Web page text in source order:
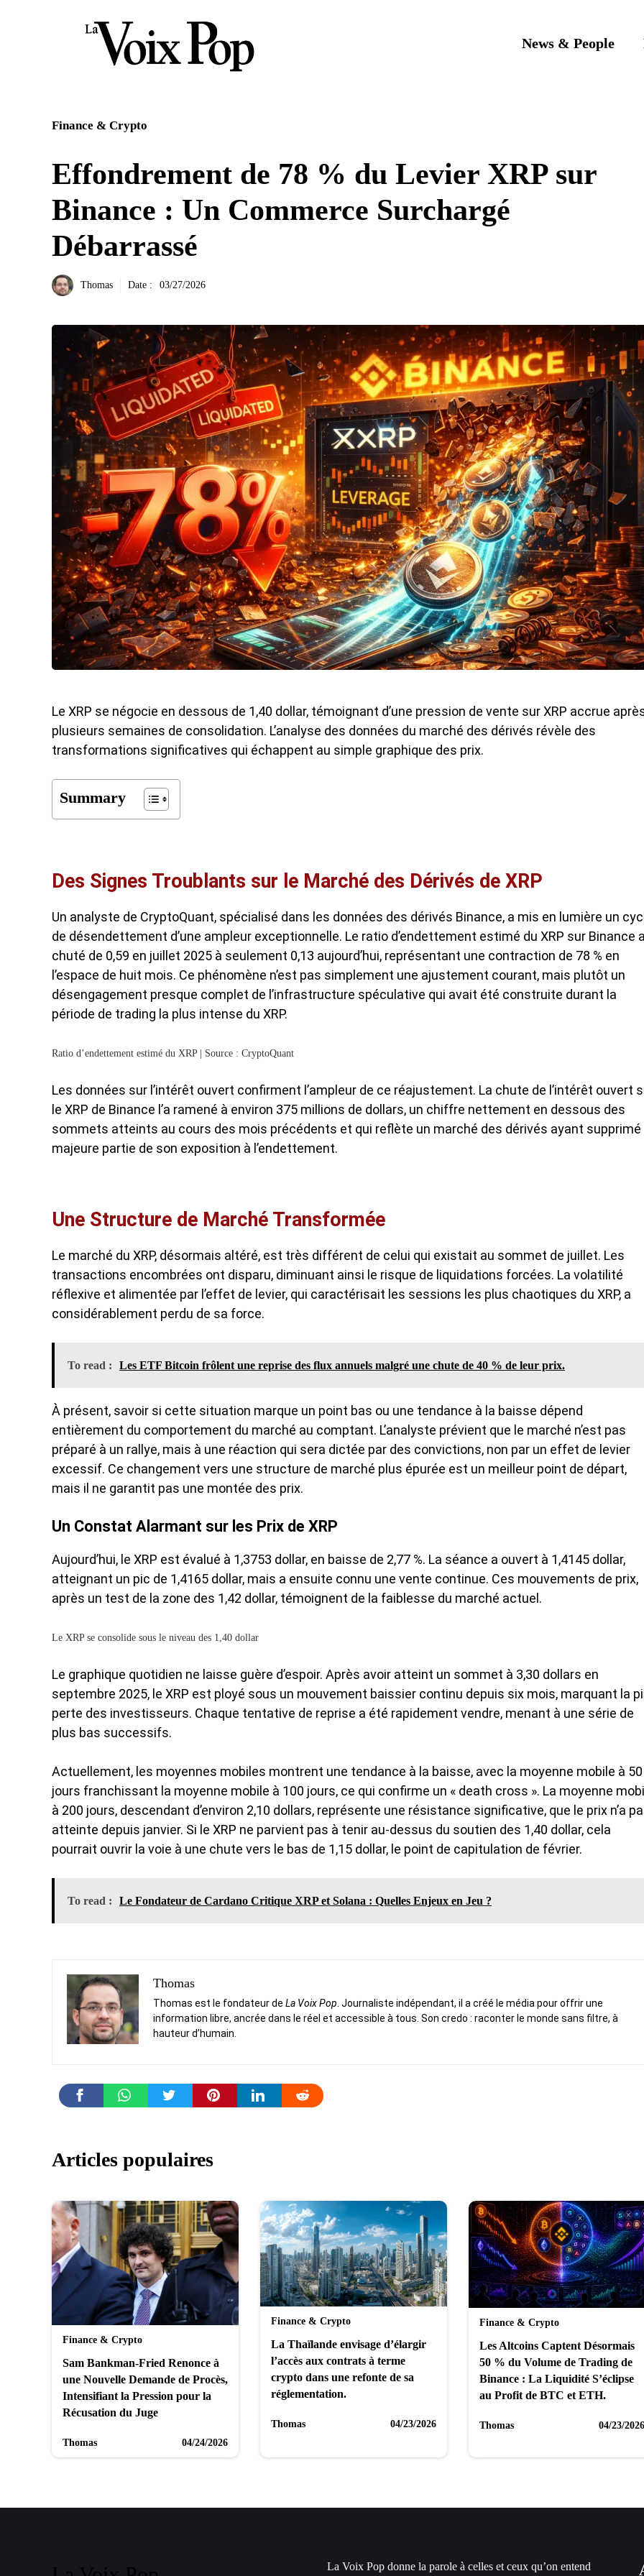
News & People
Finance & Crypto
Effondrement de 78 % du Levier XRP sur
Binance : Un Commerce Surchargé
Débarrassé
Thomas Date : 03/27/2026
Le XRP se négocie en dessous de 1,40 dollar, témoignant d’une pression de vente sur XRP accrue
plusieurs semaines de consolidation. L’analyse des données du marché des dérivés révèle des
transformations significatives qui échappent au simple graphique des prix.
Summary
Des Signes Troublants sur le Marché des Dérivés de XRP
Un analyste de CryptoQuant, spécialisé dans les données des dérivés Binance, a mis en lumière un
de désendettement d’une ampleur exceptionnelle. Le ratio d’endettement estimé du XRP sur Binance a
chuté de 0,59 en juillet 2025 à seulement 0,13 aujourd’hui, représentant une contraction de 78 % en
l’espace de huit mois. Ce phénomène n’est pas simplement une ajustement courant, mais plutôt un
désengagement presque complet de l’infrastructure spéculative qui avait été construite durant la
période de trading la plus intense du XRP.
Ratio d’endettement estimé du XRP | Source : CryptoQuant
Les données sur l’intérêt ouvert confirment l’ampleur de ce réajustement. La chute de l’intérêt ouvert
le XRP de Binance l’a ramené à environ 375 millions de dollars, un chiffre nettement en dessous des
sommets atteints au cours des mois précédents et qui reflète un marché des dérivés ayant supprimé
majeure partie de son exposition à l’endettement.
Une Structure de Marché Transformée
Le marché du XRP, désormais altéré, est très différent de celui qui existait au sommet de juillet. Les
transactions encombrées ont disparu, diminuant ainsi le risque de liquidations forcées. La volatilité
réflexive et alimentée par l’effet de levier, qui caractérisait les sessions les plus chaotiques du XRP, a
considérablement perdu de sa force.
To read : Les ETF Bitcoin frôlent une reprise des flux annuels malgré une chute de 40 % de leur prix.
À présent, savoir si cette situation marque un point bas ou une tendance à la baisse dépend
entièrement du comportement du marché au comptant. L’analyste prévient que le marché n’est pas
préparé à un rallye, mais à une réaction qui sera dictée par des convictions, non par un effet de levier
excessif. Ce changement vers une structure de marché plus épurée est un meilleur point de départ,
mais il ne garantit pas une montée des prix.
Un Constat Alarmant sur les Prix de XRP
Aujourd’hui, le XRP est évalué à 1,3753 dollar, en baisse de 2,77 %. La séance a ouvert à 1,4145 dollar,
atteignant un pic de 1,4165 dollar, mais a ensuite connu une vente continue. Ces mouvements de prix,
après un test de la zone des 1,42 dollar, témoignent de la faiblesse du marché actuel.
Le XRP se consolide sous le niveau des 1,40 dollar
Le graphique quotidien ne laisse guère d’espoir. Après avoir atteint un sommet à 3,30 dollars en
septembre 2025, le XRP est ployé sous un mouvement baissier continu depuis six mois, marquant la
perte des investisseurs. Chaque tentative de reprise a été rapidement vendre, menant à une série de
plus bas successifs.
Actuellement, les moyennes mobiles montrent une tendance à la baisse, avec la moyenne mobile à 50
jours franchissant la moyenne mobile à 100 jours, ce qui confirme un « death cross ». La moyenne
à 200 jours, descendant d’environ 2,10 dollars, représente une résistance significative, que le prix n’a
atteinte depuis janvier. Si le XRP ne parvient pas à tenir au-dessus du soutien des 1,40 dollar, cela
pourrait ouvrir la voie à une chute vers le bas de 1,15 dollar, le point de capitulation de février.
To read : Le Fondateur de Cardano Critique XRP et Solana : Quelles Enjeux en Jeu ?
Thomas
Thomas est le fondateur de La Voix Pop . Journaliste indépendant, il a créé le média pour offrir une
information libre, ancrée dans le réel et accessible à tous. Son credo : raconter le monde sans filtre, à
hauteur d’humain.
Articles populaires
Finance & Crypto
Sam Bankman-Fried Renonce à
une Nouvelle Demande de Procès,
Intensifiant la Pression pour la
Récusation du Juge
Thomas 04/24/2026
Finance & Crypto
La Thaïlande envisage d’élargir
l’accès aux contrats à terme
crypto dans une refonte de sa
réglementation.
Thomas 04/23/2026
Finance & Crypto
Les Altcoins Captent Désormais
50 % du Volume de Trading de
Binance : La Liquidité S’éclipse
au Profit de BTC et ETH.
Thomas 04/23/2026
La Voix Pop donne la parole à celles et ceux qu’on entend